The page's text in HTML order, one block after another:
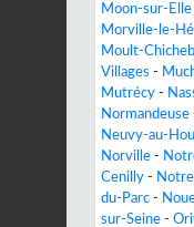
Moon-sur-Elle
Morville-le-
Moult-
Villages -
Mutrécy -
Normandeuse
Neuvy-au-
Norville -
Cenilly -
du-Parc -
sur-Seine -